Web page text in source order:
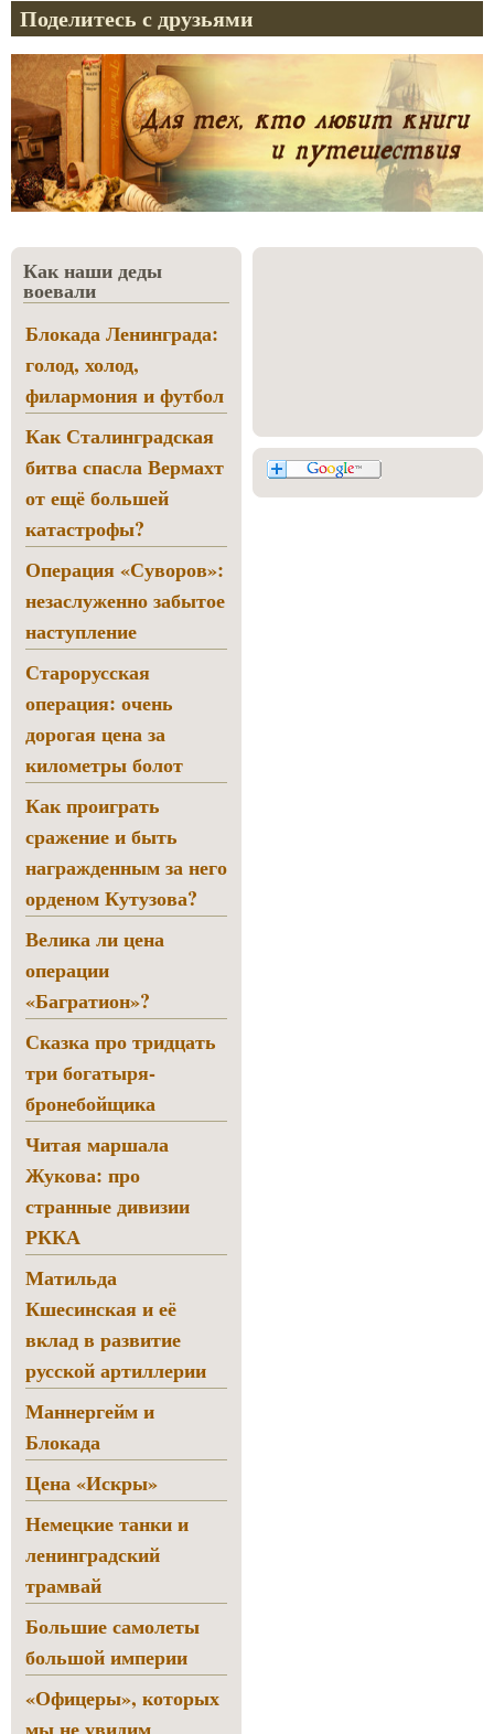
Поделитесь с друзьями
Как наши деды
воевали
Блокада Ленинграда:
голод, холод,
филармония и футбол
Как Сталинградская
битва спасла Вермахт
от ещё большей
катастрофы?
Операция «Суворов»:
незаслуженно забытое
наступление
Старорусская
операция: очень
дорогая цена за
километры болот
Как проиграть
сражение и быть
награжденным за него
орденом Кутузова?
Велика ли цена
операции
«Багратион»?
Сказка про тридцать
три богатыря-
бронебойщика
Читая маршала
Жукова: про
странные дивизии
РККА
Матильда
Кшесинская и её
вклад в развитие
русской артиллерии
Маннергейм и
Блокада
Цена «Искры»
Немецкие танки и
ленинградский
трамвай
Большие самолеты
большой империи
«Офицеры», которых